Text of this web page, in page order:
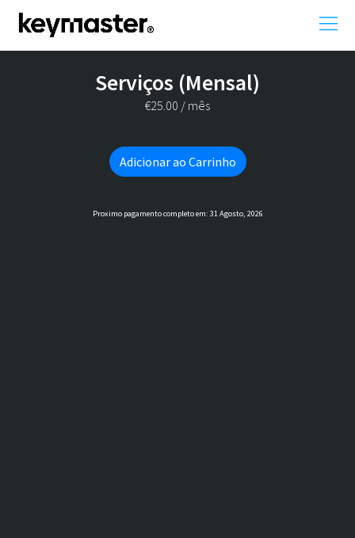
Serviços (Mensal)
€25.00 / mês
Adicionar ao Carrinho
Proximo pagamento completo em: 31 Agosto, 2026